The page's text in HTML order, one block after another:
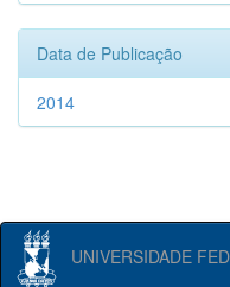
Data de Publicação
2014
UNIVERSIDADE